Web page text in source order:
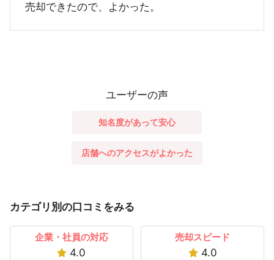
売却できたので、よかった。
ユーザーの声
知名度があって安心
店舗へのアクセスがよかった
カテゴリ別の口コミをみる
企業・社員の対応
4.0
売却スピード
4.0